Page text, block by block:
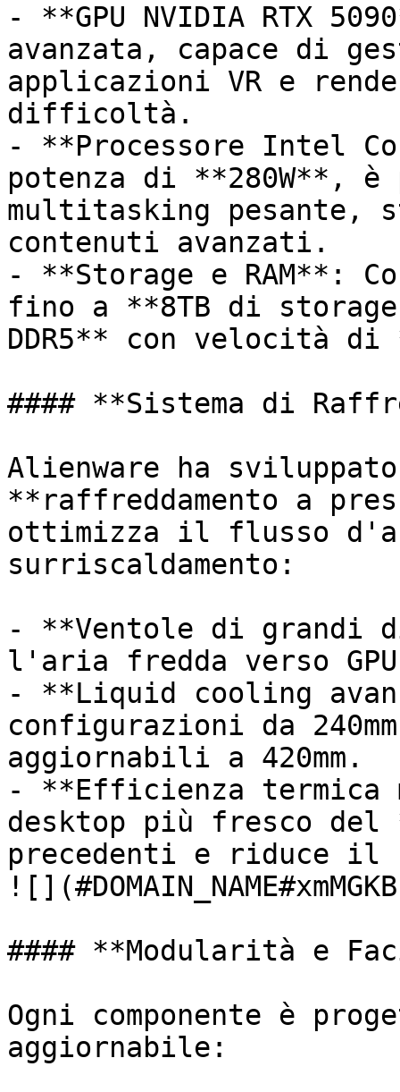
- **GPU NVIDIA RTX
avanzata, capace di
applicazioni VR e
difficoltà.
- **Processore Intel
potenza di **280W**,
multitasking pesante,
contenuti avanzati.
- **Storage e RAM**:
fino a **8TB di storage
DDR5** con velocità di
#### **Sistema di
Alienware ha
**raffreddamento a
ottimizza il flusso
surriscaldamento:
- **Ventole di grandi
l'aria fredda verso GPU,
- **Liquid cooling
configurazioni da
aggiornabili a 420mm.
- **Efficienza
desktop più fresco
precedenti e riduce il
#### **Modularità e
Ogni componente è
aggiornabile: